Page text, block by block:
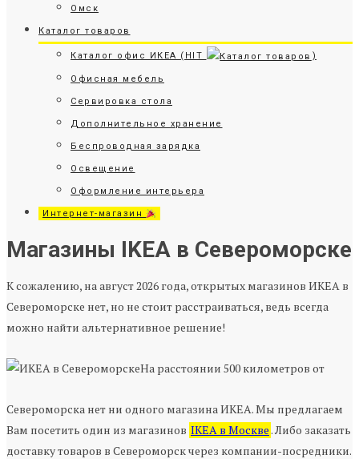
Омск
Каталог товаров
Каталог офис ИКЕА (HIT )
Офисная мебель
Сервировка стола
Дополнительное хранение
Беспроводная зарядка
Освещение
Оформление интерьера
Интернет-магазин
Магазины IKEA в Североморске
К сожалению, на август 2026 года, открытых магазинов ИКЕА в
Североморске нет, но не стоит расстраиваться, ведь всегда
можно найти альтернативное решение!
На расстоянии 500 километров от
Североморска нет ни одного магазина ИКЕА. Мы предлагаем
Вам посетить один из магазинов IKEA в Москве. Либо заказать
доставку товаров в Североморск через компании-посредники.